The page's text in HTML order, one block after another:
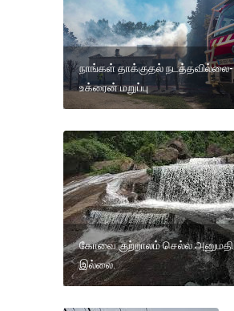
நாங்கள் தாக்குதல் நடத்தவில்லை-
உக்ரைன் மறுப்பு
கோவை குற்றாலம் செல்ல அனுமதி
இல்லை.